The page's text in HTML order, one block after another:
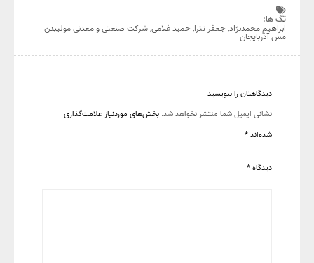
تگ ها:
ابراهیم محمدنژاد,جعفر تترا,حمید غلامی,شرکت صنعتی و معدنی مولیبدن
مس آذربایجان
دیدگاهتان را بنویسید
نشانی ایمیل شما منتشر نخواهد شد. بخش‌های موردنیاز علامت‌گذاری
شده‌اند*
دیدگاه*